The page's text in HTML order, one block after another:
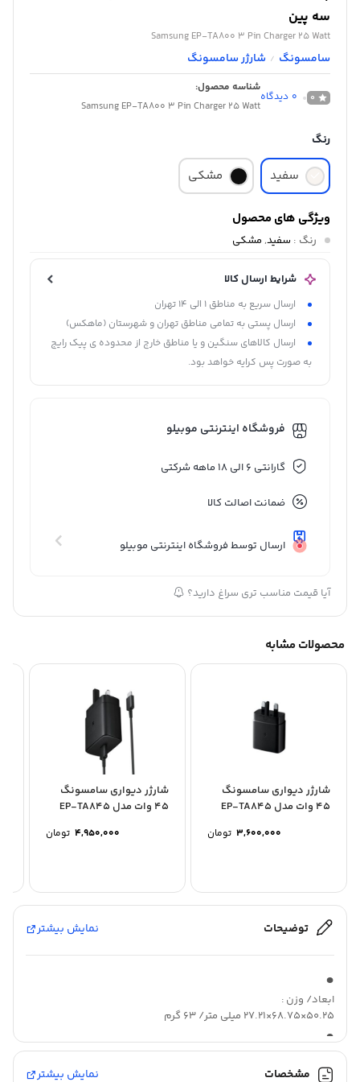
سه پین
Samsung EP-TA800 3 Pin Charger 25 Watt
سامسونگ / شارژر سامسونگ
0
0 دیدگاه
شناسه محصول:
Samsung EP-TA800 3 Pin Charger 25 Watt
رنگ
سفید مشکی
ویژگی های محصول
رنگ : سفید, مشکی
شرایط ارسال کالا
ارسال سریع به مناطق 1 الی 14 تهران
ارسال پستی به تمامی مناطق تهران و شهرستان (ماهکس)
ارسال کالاهای سنگین و یا مناطق خارج از محدوده ی پیک رایج
به صورت پس کرایه خواهد بود.
فروشگاه اینترنتی موبیلو
گارانتی 6 الی 18 ماهه شرکتی
ضمانت اصالت کالا
ارسال توسط فروشگاه اینترنتی موبیلو
آیا قیمت مناسب تری سراغ دارید؟
محصولات مشابه
شارژر دیواری سامسونگ
45 وات مدل EP-TA845
3,600,000 تومان
شارژر دیواری سامسونگ
45 وات مدل EP-TA845
4,950,000 تومان
توضیحات نمایش بیشتر
ابعاد/ وزن :
50.25×68.75×27.21 میلی‌ متر/ 63 گرم
نوع شارژر :
شارژر دیواری
مشخصات نمایش بیشتر